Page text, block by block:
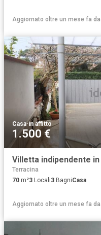
Aggiornato oltre un mese fa da
Casa·in affitto
1.500 €
Terracina
70 m²3 Locali3 BagniCasa
Aggiornato oltre un mese fa da